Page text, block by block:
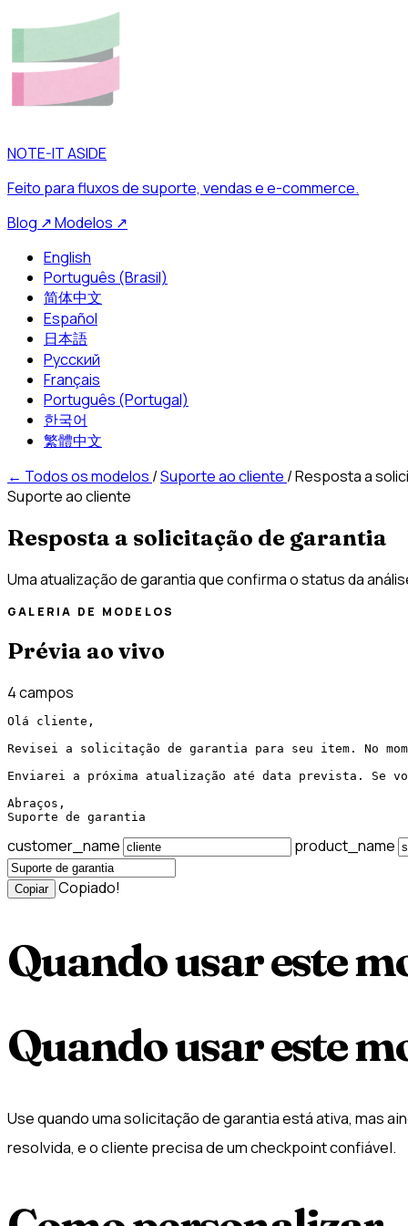
NOTE-IT ASIDE
Feito para fluxos de suporte, vendas e e-commerce.
Blog ↗Modelos ↗
English
Português (Brasil)
简体中文
Español
日本語
Русский
Français
Português (Portugal)
한국어
繁體中文
← Todos os modelos /Suporte ao cliente /Resposta a
Suporte ao cliente
Resposta a solicitação de garantia
Uma atualização de garantia que confirma o status da
GALERIA DE MODELOS
Prévia ao vivo
4 campos
Olá cliente,
Revisei a solicitação de garantia para seu item. No
Enviarei a próxima atualização até data prevista. Se
Abraços,
Suporte de garantia
customer_name product_name
Copiar Copiado!
Quando usar este
Quando usar este
Use quando uma solicitação de garantia está ativa, mas
resolvida, e o cliente precisa de um checkpoint confiável.